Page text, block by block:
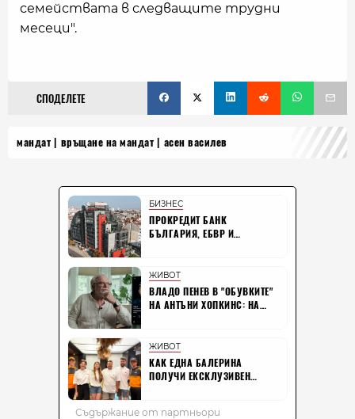
семействата в следващите трудни
месеци".
СПОДЕЛЕТЕ
мандат връщане на мандат асен василев